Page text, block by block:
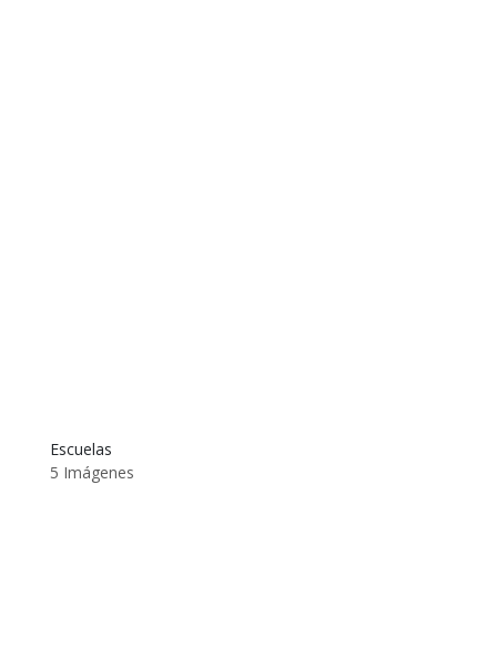
Escuelas
5 Imágenes